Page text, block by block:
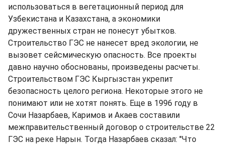
использоваться в вегетационный период для
Узбекистана и Казахстана, а экономики
дружественных стран не понесут убытков.
Строительство ГЭС не нанесет вред экологии, не
вызовет сейсмическую опасность. Все проекты
давно научно обоснованы, произведены расчеты.
Строительством ГЭС Кыргызстан укрепит
безопасность целого региона. Некоторые этого не
понимают или не хотят понять. Еще в 1996 году в
Сочи Назарбаев, Каримов и Акаев составили
межправительственный договор о строительстве 22
ГЭС на реке Нарын. Тогда Назарбаев сказал: "Что